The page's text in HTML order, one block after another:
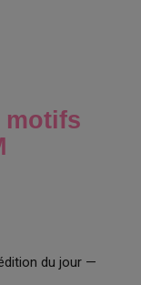
motifs
du jour —